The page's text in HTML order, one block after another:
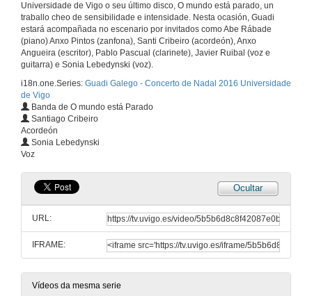
Universidade de Vigo o seu último disco, O mundo está parado, un
traballo cheo de sensibilidade e intensidade. Nesta ocasión, Guadi
estará acompañada no escenario por invitados como Abe Rábade
(piano) Anxo Pintos (zanfona), Santi Cribeiro (acordeón), Anxo
Angueira (escritor), Pablo Pascual (clarinete), Javier Ruibal (voz e
guitarra) e Sonia Lebedynski (voz).
i18n.one.Series: Guadi Galego - Concerto de Nadal 2016 Universidade
de Vigo
Banda de O mundo está Parado
Santiago Cribeiro
Acordeón
Sonia Lebedynski
Voz
Ocultar
URL:
IFRAME:
Vídeos da mesma serie
"Dende de Marchaches"
Concerto de Nadal 2016
14 de dec. de 2016
Concerto de Nadal 2016
Concerto de Nadal 2016
14 de dec. de 2016
Presentación de Santi Cribeiro e Sonia Lebedynski